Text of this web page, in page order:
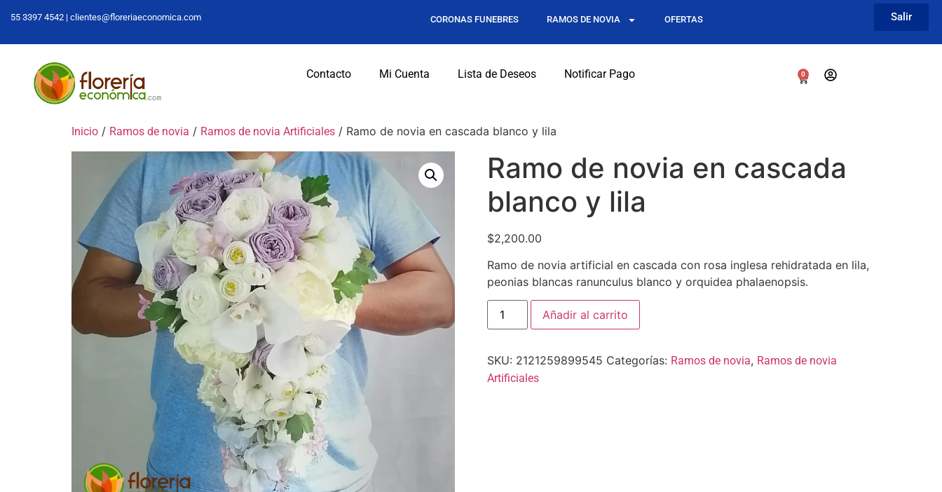
55 3397 4542 | clientes@floreriaeconomica.com CORONAS FUNEBRES RAMOS DE NOVIA OFERTAS Salir
Contacto Mi Cuenta Lista de Deseos Notificar Pago 0
Inicio / Ramos de novia / Ramos de novia Artificiales / Ramo de novia en cascada blanco y lila
Ramo de novia en cascada
blanco y lila
$2,200.00
Ramo de novia artificial en cascada con rosa inglesa rehidratada en lila,
peonias blancas ranunculus blanco y orquidea phalaenopsis.
Añadir al carrito
SKU: 2121259899545 Categorías: Ramos de novia, Ramos de novia
Artificiales